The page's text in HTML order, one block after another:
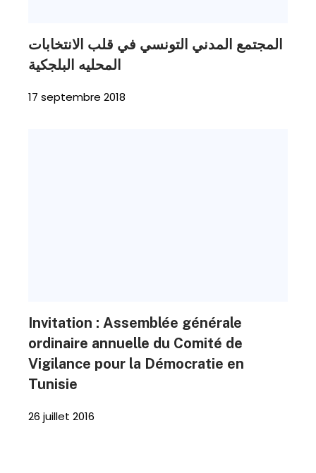
المجتمع المدني التونسي في قلب الانتخابات
المحليه البلجكية
17 septembre 2018
Invitation : Assemblée générale
ordinaire annuelle du Comité de
Vigilance pour la Démocratie en
Tunisie
26 juillet 2016